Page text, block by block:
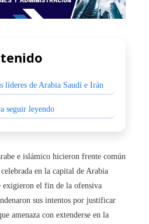
líderes de Arabia Saudí e Irán
seguir leyendo
e islámico hicieron frente común
en la capital de Arabia
exigieron el fin de la ofensiva
sus intentos por justificar
amenaza con extenderse en la